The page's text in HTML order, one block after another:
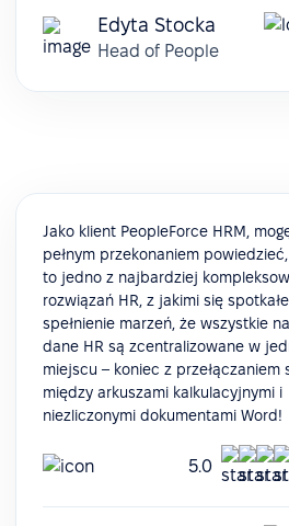
Edyta Stocka
Head of People
Jako klient PeopleForce HRM,
pełnym przekonaniem
to jedno z najbardziej
rozwiązań HR, z jakimi się
spełnienie marzeń, że wszystkie
dane HR są zcentralizowane w
miejscu – koniec z przełączaniem
między arkuszami kalkulacyjnymi i
niezliczonymi dokumentami Word!
5.0